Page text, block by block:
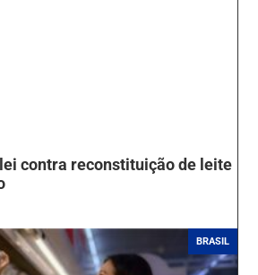
contra reconstituição de leite
BRASIL